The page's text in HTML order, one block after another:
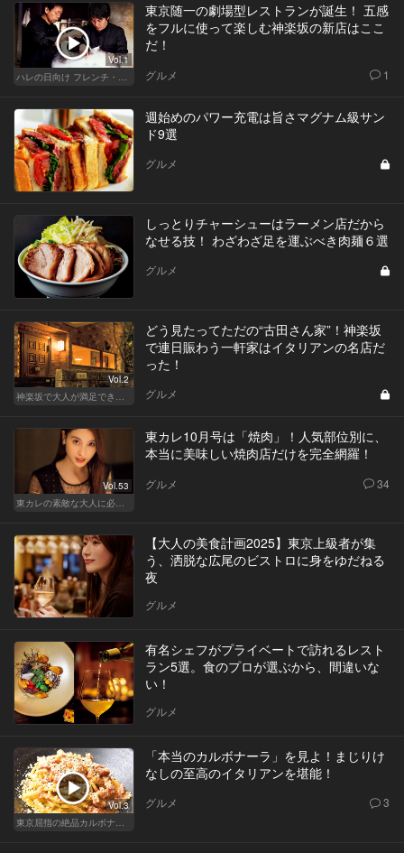
Vol.1
ハレの日向け フレンチ・高級店
東京随一の劇場型レストランが誕生！ 五感
をフルに使って楽しむ神楽坂の新店はここ
だ！
グルメ 1
週始めのパワー充電は旨さマグナム級サン
ド9選
グルメ
しっとりチャーシューはラーメン店だから
なせる技！ わざわざ足を運ぶべき肉麺６選
グルメ
Vol.2
神楽坂で大人が満足できる、おしゃれデート！
どう見たってただの“古田さん家”！神楽坂
で連日賑わう一軒家はイタリアンの名店だ
った！
グルメ
Vol.53
東カレの素敵な大人に必要なこと
東カレ10月号は「焼肉」！人気部位別に、
本当に美味しい焼肉店だけを完全網羅！
グルメ 34
【大人の美食計画2025】東京上級者が集
う、洒脱な広尾のビストロに身をゆだねる
夜
グルメ
有名シェフがプライベートで訪れるレスト
ラン5選。食のプロが選ぶから、間違いな
い！
グルメ
Vol.3
東京屈指の絶品カルボナーラ！すぐに行きたくなる美味しい人気店
「本当のカルボナーラ」を見よ！まじりけ
なしの至高のイタリアンを堪能！
グルメ 3